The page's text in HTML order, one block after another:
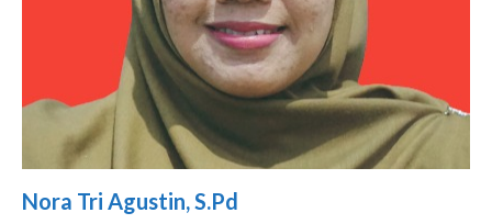
Nora Tri Agustin, S.Pd